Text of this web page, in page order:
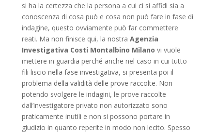
si ha la certezza che la persona a cui ci si affidi sia a
conoscenza di cosa può e cosa non può fare in fase di
indagine, questo ovviamente può far commettere
reati. Ma non finisce qui, la nostra Agenzia
Investigativa Costi Montalbino Milano vi vuole
mettere in guardia perché anche nel caso in cui tutto
fili liscio nella fase investigativa, si presenta poi il
problema della validità delle prove raccolte. Non
potendo svolgere le indagini, le prove raccolte
dall’investigatore privato non autorizzato sono
praticamente inutili e non si possono portare in
giudizio in quanto reperite in modo non lecito. Spesso